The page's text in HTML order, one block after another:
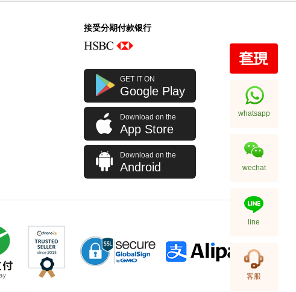
接受分期付款银行
GET IT ON
Google Play
Download on the
App Store
Download on the
Android
whatsapp
wechat
line
客服